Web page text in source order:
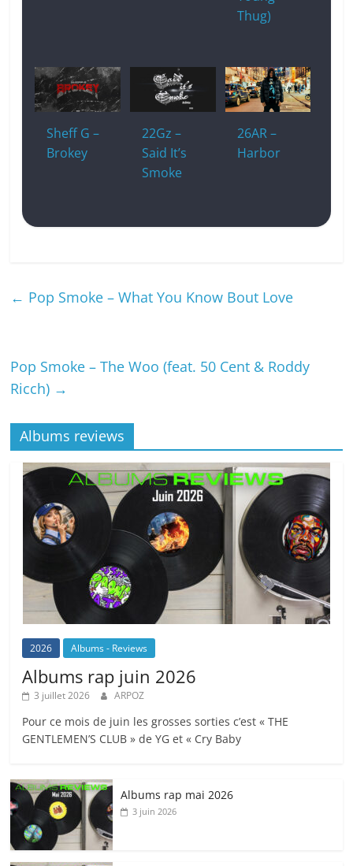
Thug)
Sheff G –
Brokey
22Gz –
Said It’s
Smoke
26AR –
Harbor
← Pop Smoke – What You Know Bout Love
Pop Smoke – The Woo (feat. 50 Cent & Roddy
Ricch) →
Albums reviews
2026 Albums - Reviews
Albums rap juin 2026
3 juillet 2026 ARPOZ
Pour ce mois de juin les grosses sorties c’est « THE
GENTLEMEN’S CLUB » de YG et « Cry Baby
Albums rap mai 2026
3 juin 2026